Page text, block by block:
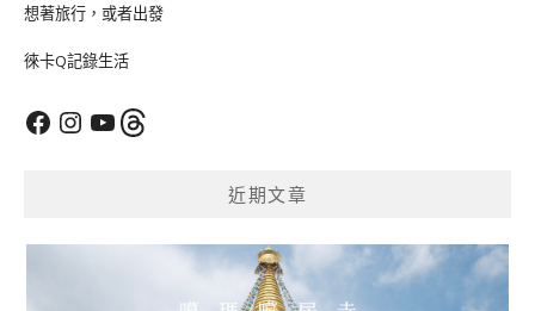
想著旅行，或者出發
徠卡Q記錄生活
FacebookInstagram
YouTubeThreads
近期文章